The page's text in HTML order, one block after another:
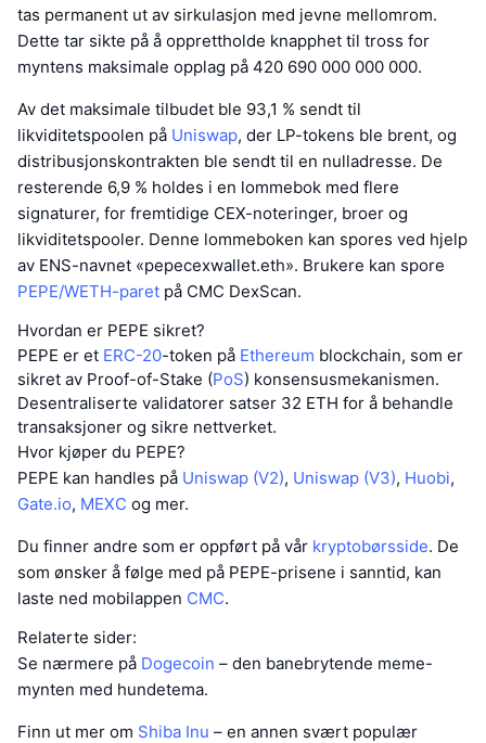
tas permanent ut av sirkulasjon med jevne mellomrom.
Dette tar sikte på å opprettholde knapphet til tross for
myntens maksimale opplag på 420 690 000 000 000.
Av det maksimale tilbudet ble 93,1 % sendt til
likviditetspoolen på Uniswap, der LP-tokens ble brent, og
distribusjonskontrakten ble sendt til en nulladresse. De
resterende 6,9 % holdes i en lommebok med flere
signaturer, for fremtidige CEX-noteringer, broer og
likviditetspooler. Denne lommeboken kan spores ved hjelp
av ENS-navnet «pepecexwallet.eth». Brukere kan spore
PEPE/WETH-paret på CMC DexScan.
Hvordan er PEPE sikret?
PEPE er et ERC-20-token på Ethereum blockchain, som er
sikret av Proof-of-Stake (PoS) konsensusmekanismen.
Desentraliserte validatorer satser 32 ETH for å behandle
transaksjoner og sikre nettverket.
Hvor kjøper du PEPE?
PEPE kan handles på Uniswap (V2), Uniswap (V3), Huobi,
Gate.io, MEXC og mer.
Du finner andre som er oppført på vår kryptobørsside. De
som ønsker å følge med på PEPE-prisene i sanntid, kan
laste ned mobilappen CMC.
Relaterte sider:
Se nærmere på Dogecoin – den banebrytende meme-
mynten med hundetema.
Finn ut mer om Shiba Inu – en annen svært populær